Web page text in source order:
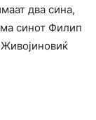
два сина,
синот Филип
Живојиновиќ